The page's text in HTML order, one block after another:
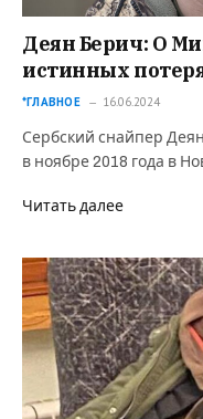
Деян Берич: О
истинных
*ГЛАВНОЕ 16.06.2024
Сербский снайпер
в ноябре 2018 года в
Читать далее